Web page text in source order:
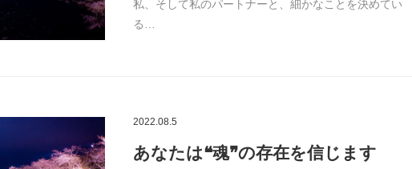
私、そして私のパートナーと、細かなことを決めてい
る…
2022.08.5
あなたは❝魂❞の存在を信じます